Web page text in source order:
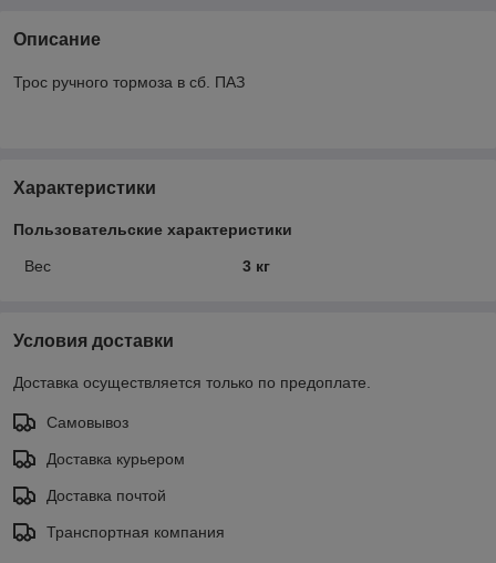
Описание
Трос ручного тормоза в сб. ПАЗ
Характеристики
Пользовательские характеристики
Вес 3 кг
Условия доставки
Доставка осуществляется только по предоплате.
Самовывоз
Доставка курьером
Доставка почтой
Транспортная компания